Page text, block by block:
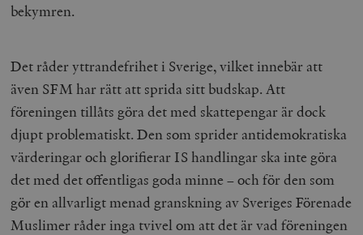
bekymren.
Det råder yttrandefrihet i Sverige, vilket innebär att
även SFM har rätt att sprida sitt budskap. Att
föreningen tillåts göra det med skattepengar är dock
djupt problematiskt. Den som sprider antidemokratiska
värderingar och glorifierar IS handlingar ska inte göra
det med det offentligas goda minne – och för den som
gör en allvarligt menad granskning av Sveriges Förenade
Muslimer råder inga tvivel om att det är vad föreningen